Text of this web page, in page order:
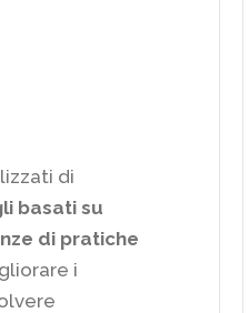
di
basati su
di pratiche
i